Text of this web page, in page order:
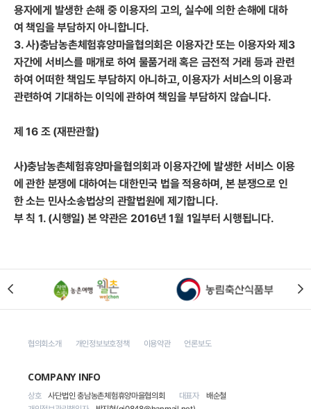
용자에게 발생한 손해 중 이용자의 고의, 실수에 의한 손해에 대하
여 책임을 부담하지 아니합니다.
3. 사)충남농촌체험휴양마을협의회은 이용자간 또는 이용자와 제3
자간에 서비스를 매개로 하여 물품거래 혹은 금전적 거래 등과 관련
하여 어떠한 책임도 부담하지 아니하고, 이용자가 서비스의 이용과
관련하여 기대하는 이익에 관하여 책임을 부담하지 않습니다.
제 16 조 (재판관할)
사)충남농촌체험휴양마을협의회과 이용자간에 발생한 서비스 이용
에 관한 분쟁에 대하여는 대한민국 법을 적용하며, 본 분쟁으로 인
한 소는 민사소송법상의 관할법원에 제기합니다.
부 칙 1. (시행일) 본 약관은 2016년 1월 1일부터 시행됩니다.
협의회소개 개인정보보호정책 이용약관 언론보도
COMPANY INFO
상호 사단법인 충남농촌체험휴양마을협의회 대표자
배순철